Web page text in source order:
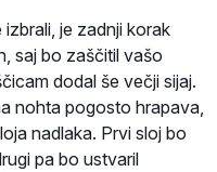
je zadnji korak
saj bo zaščitil vašo
dodal še večji sijaj.
nohta pogosto hrapava,
nadlaka. Prvi sloj bo
pa bo ustvaril